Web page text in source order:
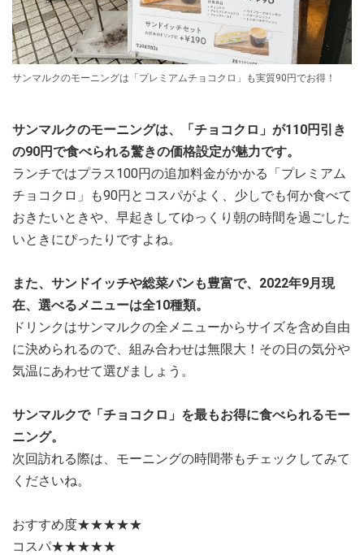
サンマルクのモーニングは「プレミアムチョコクロ」も実質90円でお得！
サンマルクのモーニングは、「チョコクロ」が110円引き
の90円で食べられる驚きの価格設定が魅力です。
ランチではプラス100円の追加料金がかかる「プレミアム
チョコクロ」も90円とコスパがよく、少しでも何か食べて
おきたいときや、早起きしてゆっくり朝の時間を過ごした
いときにぴったりですよね。
また、サンドイッチや総菜パンも豊富で、2022年9月現
在、選べるメニューは全10種類。
ドリンクはサンマルクの全メニューからサイズを含め自由
に決められるので、組み合わせは無限大！その日の気分や
気温にあわせて選びましょう。
サンマルクで「チョコクロ」を最もお得に食べられるモー
ニング。
次回訪れる際は、モーニングの時間帯もチェックしてみて
くださいね。
おすすめ度★★★★★
コスパ★★★★★